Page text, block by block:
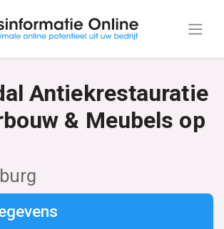
Antiekrestauratie
& Meubels op